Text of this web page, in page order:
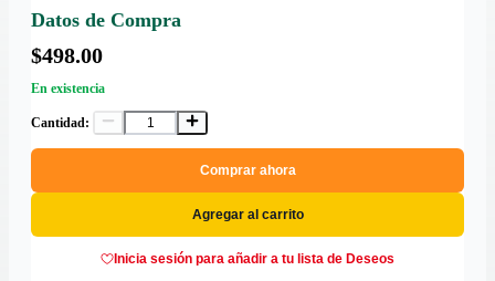
Datos de Compra
$498.00
En existencia
Cantidad:
Comprar ahora
Agregar al carrito
Inicia sesión para añadir a tu lista de Deseos